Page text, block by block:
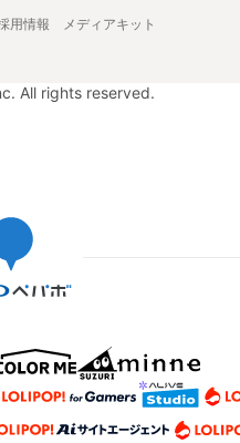
用情報 メディアキット
All rights reserved.